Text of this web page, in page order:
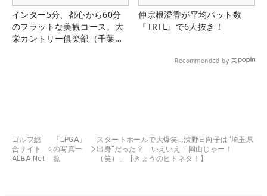
インター5分、都心から60分
のフラットな美観コース。大
栄カントリー俱楽部（千葉
仲宗根澄香が平均パット数
『TRTL』で6人抜き！
Recommended by
ゴルフ総
合サイト
ALBA Net
「LPGA」
の写真一
覧
スタートホールで大爆笑…渋野日向子は“埼玉県
出身”だった？ いえいえ「岡山じゃー！
（笑）」【きょうのヒトネタ！】